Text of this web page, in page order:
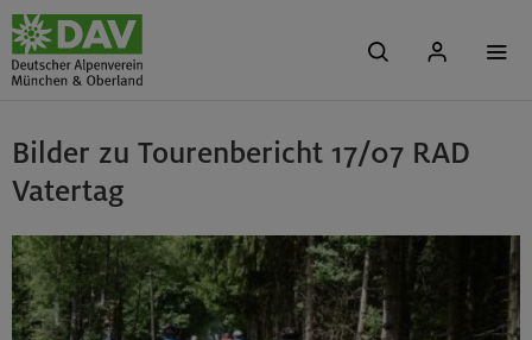
Bilder zu Tourenbericht 17/07 RAD
Vatertag